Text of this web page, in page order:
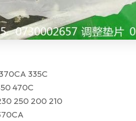
335C
470C
250 200 210